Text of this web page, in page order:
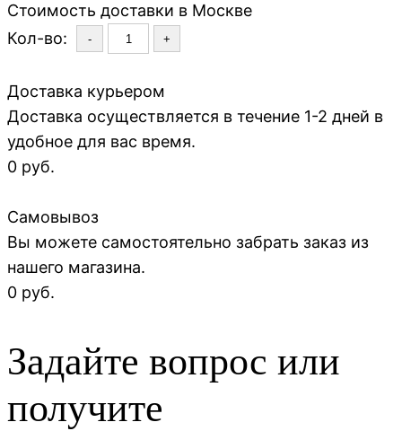
Стоимость доставки в Москве
Кол-во:
- +
Доставка курьером
Доставка осуществляется в течение 1-2 дней в
удобное для вас время.
0 руб.
Самовывоз
Вы можете самостоятельно забрать заказ из
нашего магазина.
0 руб.
Задайте вопрос или
получите